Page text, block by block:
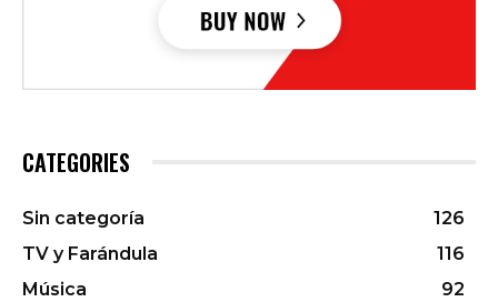
CATEGORIES
Sin categoría
126
TV y Farándula
116
Música
92